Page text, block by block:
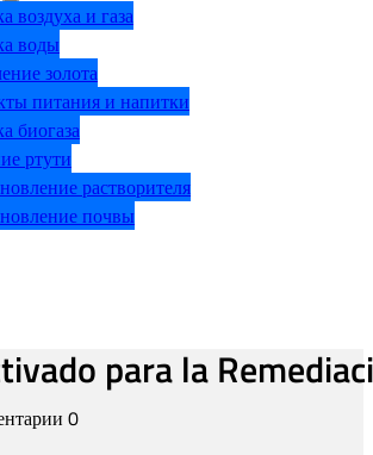
воздуха и газа
воды
золота
питания и напитки
биогаза
ртути
растворителя
почвы
para la
0